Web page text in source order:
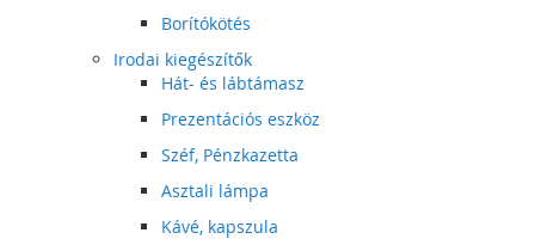
Borítókötés
Irodai kiegészítők
Hát- és lábtámasz
Prezentációs eszköz
Széf, Pénzkazetta
Asztali lámpa
Kávé, kapszula